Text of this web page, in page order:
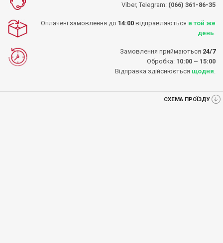
Viber, Telegram: (066) 361-86-35
Оплачені замовлення до 14:00 відправляються в той же
день
Замовлення приймаються 24/7
Обробка: 10:00 – 15:00
Відправка здійснюється щодня
СХЕМА ПРОЇЗДУ